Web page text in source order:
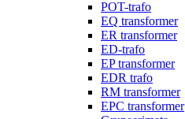
POT-trafo
EQ transformer
ER transformer
ED-trafo
EP transformer
EDR trafo
RM transformer
EPC transformer